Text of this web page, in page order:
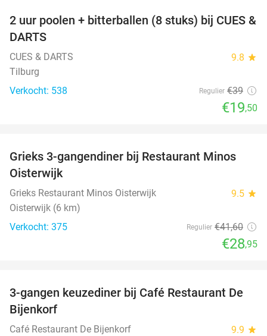
50%
2 uur poolen + bitterballen (8 stuks) bij CUES &
DARTS
CUES & DARTS 9.8 star
Tilburg
Verkocht: 538
Regulier €39
€19,50
30%
Grieks 3-gangendiner bij Restaurant Minos
Oisterwijk
Grieks Restaurant Minos Oisterwijk 9.5 star
Oisterwijk (6 km)
Verkocht: 375
Regulier €41,60
€28,95
30%
3-gangen keuzediner bij Café Restaurant De
Bijenkorf
Café Restaurant De Bijenkorf 9.9 star